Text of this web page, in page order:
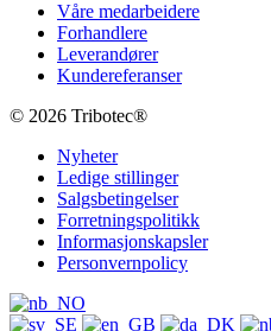
Våre medarbeidere
Forhandlere
Leverandører
Kundereferanser
© 2026 Tribotec®
Nyheter
Ledige stillinger
Salgsbetingelser
Forretningspolitikk
Informasjonskapsler
Personvernpolicy